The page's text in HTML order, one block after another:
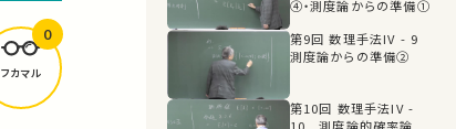
フカマル
0
④・測度論からの準備①
第9回 数理手法IV - 9
測度論からの準備②
第10回 数理手法IV -
10 測度論的確率論